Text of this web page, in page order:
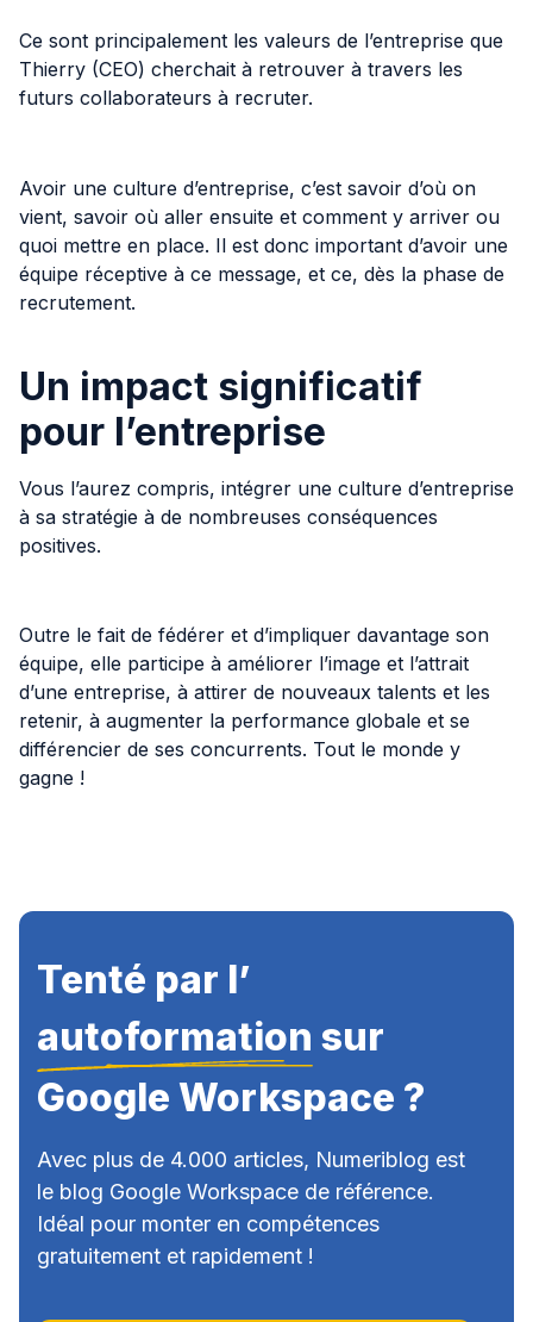
Ce sont principalement les valeurs de l’entreprise que
Thierry (CEO) cherchait à retrouver à travers les
futurs collaborateurs à recruter.
Avoir une culture d’entreprise, c’est savoir d’où on
vient, savoir où aller ensuite et comment y arriver ou
quoi mettre en place. Il est donc important d’avoir une
équipe réceptive à ce message, et ce, dès la phase de
recrutement.
Un impact significatif
pour l’entreprise
Vous l’aurez compris, intégrer une culture d’entreprise
à sa stratégie à de nombreuses conséquences
positives.
Outre le fait de fédérer et d’impliquer davantage son
équipe, elle participe à améliorer l’image et l’attrait
d’une entreprise, à attirer de nouveaux talents et les
retenir, à augmenter la performance globale et se
différencier de ses concurrents. Tout le monde y
gagne !
Tenté par l’
autoformation sur
Google Workspace ?
Avec plus de 4.000 articles, Numeriblog est
le blog Google Workspace de référence.
Idéal pour monter en compétences
gratuitement et rapidement !